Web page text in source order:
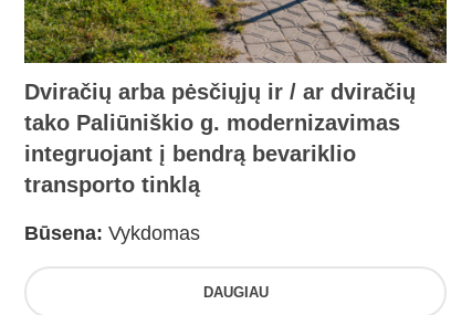
Dviračių arba pėsčiųjų ir / ar dviračių
tako Paliūniškio g. modernizavimas
integruojant į bendrą bevariklio
transporto tinklą
Būsena: Vykdomas
DAUGIAU